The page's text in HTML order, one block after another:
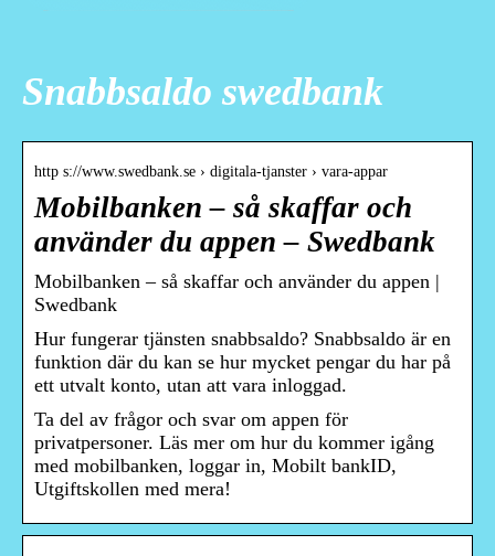
Snabbsaldo swedbank
http s://www.swedbank.se › digitala-tjanster › vara-appar
Mobilbanken – så skaffar och
använder du appen – Swedbank
Mobilbanken – så skaffar och använder du appen |
Swedbank
Hur fungerar tjänsten snabbsaldo? Snabbsaldo är en
funktion där du kan se hur mycket pengar du har på
ett utvalt konto, utan att vara inloggad.
Ta del av frågor och svar om appen för
privatpersoner. Läs mer om hur du kommer igång
med mobilbanken, loggar in, Mobilt bankID,
Utgiftskollen med mera!